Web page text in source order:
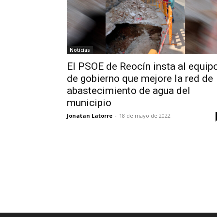
Noticias
El PSOE de Reocín insta al
de gobierno que mejore la red de
abastecimiento de agua del
municipio
Jonatan Latorre - 18 de mayo de 2022